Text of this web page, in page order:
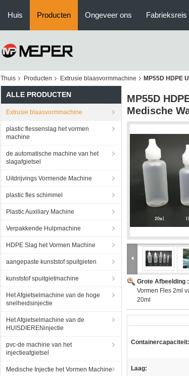
Huis Producten Ongeveer ons Fabrieksreis
Thuis Producten Extrusie blaasvormmachine MP55D HDPE
ALLE PRODUCTEN
Extrusie blaasvormmachine
plastic flessenslag het vormen
machine
de automatische machine van het
slagafgietsel
Uitdrijvings Vormende Machine
plastic fles schimmel
Plastic Auxiliary Machine
Verpakkende Hulpmachine
HDPE Slag het Vormen Machine
aangepaste kunststof spuitgieten
kunststof spuitgietmachine
Het Afgietselmachine van de hoge
snelheidsinjectie
Het Afgietselmachine van de
HUISDIERENinjectie
pvc-de machine van het
injectieafgietsel
Medische Injectie het Vormen Machine
MP55D
Medische
Grote Afbeelding :
Vormen Fles 2ml
20ml
Containercapaciteit:
Laag: